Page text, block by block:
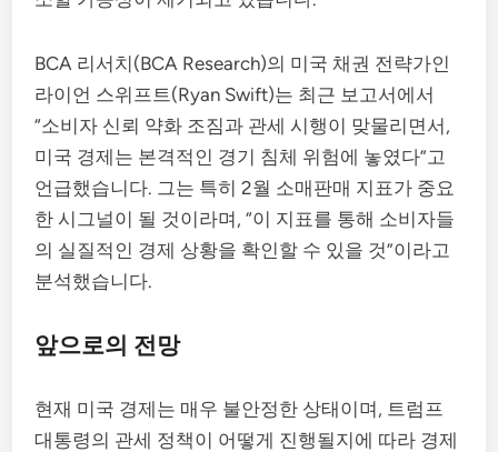
BCA 리서치(BCA Research)의 미국 채권 전략가인
라이언 스위프트(Ryan Swift)는 최근 보고서에서
“소비자 신뢰 약화 조짐과 관세 시행이 맞물리면서,
미국 경제는 본격적인 경기 침체 위험에 놓였다”고
언급했습니다. 그는 특히 2월 소매판매 지표가 중요
한 시그널이 될 것이라며, “이 지표를 통해 소비자들
의 실질적인 경제 상황을 확인할 수 있을 것”이라고
분석했습니다.
앞으로의 전망
현재 미국 경제는 매우 불안정한 상태이며, 트럼프
대통령의 관세 정책이 어떻게 진행될지에 따라 경제